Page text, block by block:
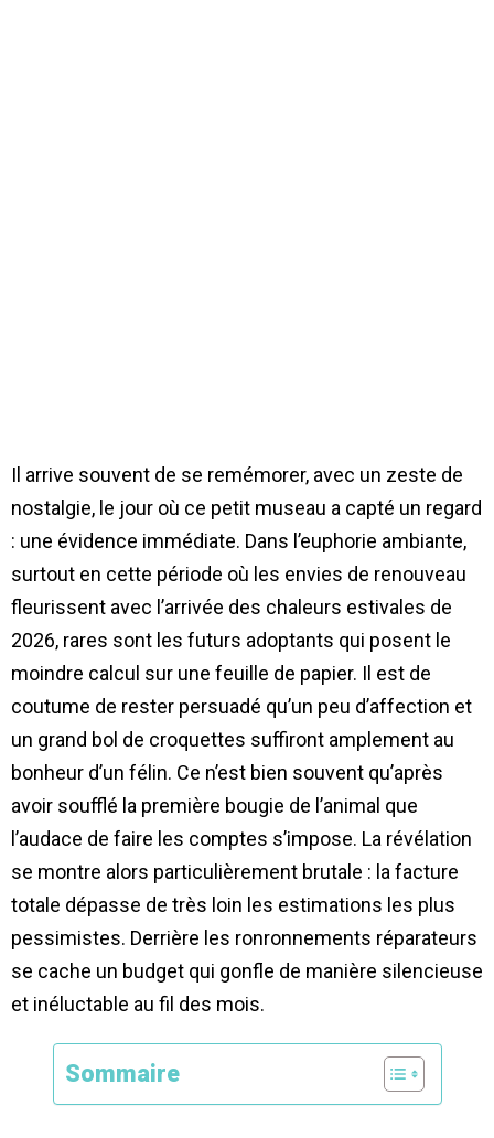
Il arrive souvent de se remémorer, avec un zeste de
nostalgie, le jour où ce petit museau a capté un regard
: une évidence immédiate. Dans l’euphorie ambiante,
surtout en cette période où les envies de renouveau
fleurissent avec l’arrivée des chaleurs estivales de
2026, rares sont les futurs adoptants qui posent le
moindre calcul sur une feuille de papier. Il est de
coutume de rester persuadé qu’un peu d’affection et
un grand bol de croquettes suffiront amplement au
bonheur d’un félin. Ce n’est bien souvent qu’après
avoir soufflé la première bougie de l’animal que
l’audace de faire les comptes s’impose. La révélation
se montre alors particulièrement brutale : la facture
totale dépasse de très loin les estimations les plus
pessimistes. Derrière les ronronnements réparateurs
se cache un budget qui gonfle de manière silencieuse
et inéluctable au fil des mois.
Sommaire